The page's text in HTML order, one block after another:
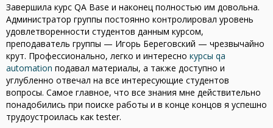
Завершила курс QA Base и наконец полностью им довольна.
Администратор группы постоянно контролировал уровень
удовлетворенности студентов данным курсом,
преподаватель группы — Игорь Береговский — чрезвычайно
крут. Профессионально, легко и интересно курсы qa
automation подавал материалы, а также доступно и
углубленно отвечал на все интересующие студентов
вопросы. Самое главное, что все знания мне действительно
понадобились при поиске работы и в конце концов я успешно
трудоустроилась как tester.